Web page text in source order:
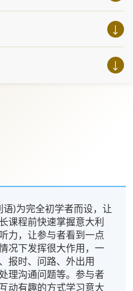
语)为完全初学者而设，让
课程前快速掌握意大利
力，让参与者看到一点
况下发挥很大作用，一
报时、问路、外出用
理沟通问题等。参与者
动有趣的方式学习意大